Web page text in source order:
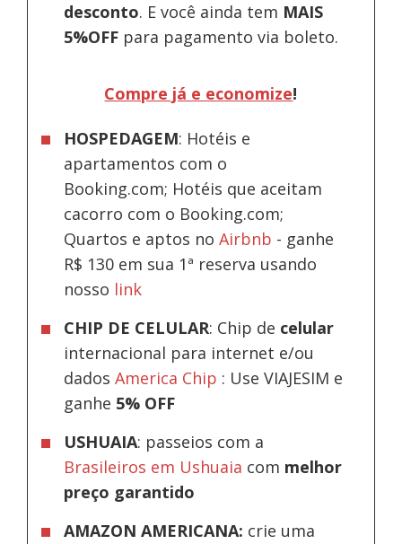
desconto. E você ainda tem MAIS
5%OFF para pagamento via boleto.
Compre já e economize!
HOSPEDAGEM: Hotéis e
apartamentos com o
Booking.com; Hotéis que aceitam
cacorro com o Booking.com;
Quartos e aptos noAirbnb - ganhe
R$ 130 em sua 1ª reserva usando
nosso link
CHIP DE CELULAR: Chip de celular
internacional para internet e/ou
dadosAmerica Chip : Use VIAJESIM e
ganhe 5% OFF
USHUAIA: passeios com a
Brasileiros em Ushuaia com melhor
preço garantido
AMAZON AMERICANA: crie uma